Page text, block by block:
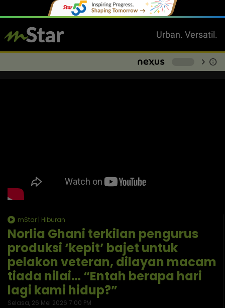
Urban. Versatil.
chevron_right info
mStar | Hiburan
Norlia Ghani terkilan pengurus
produksi ‘kepit’ bajet untuk
pelakon veteran, dilayan macam
tiada nilai… “Entah berapa hari
lagi kami hidup?”
Selasa, 26 Mei 2026 7:00 PM